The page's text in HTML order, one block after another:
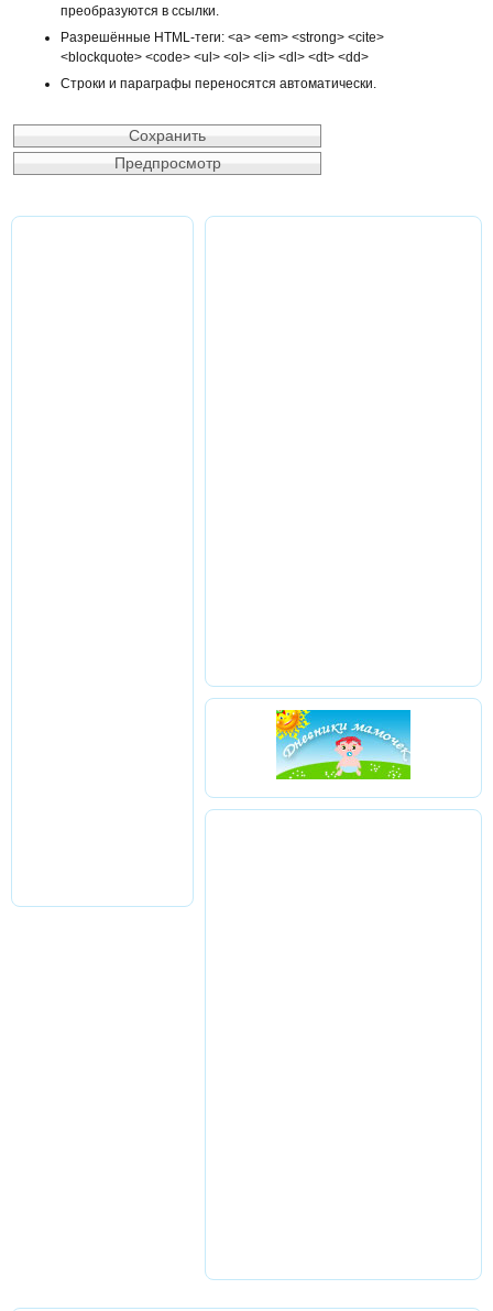
преобразуются в ссылки.
Разрешённые HTML-теги: <a> <em> <strong> <cite>
<blockquote> <code> <ul> <ol> <li> <dl> <dt> <dd>
Строки и параграфы переносятся автоматически.